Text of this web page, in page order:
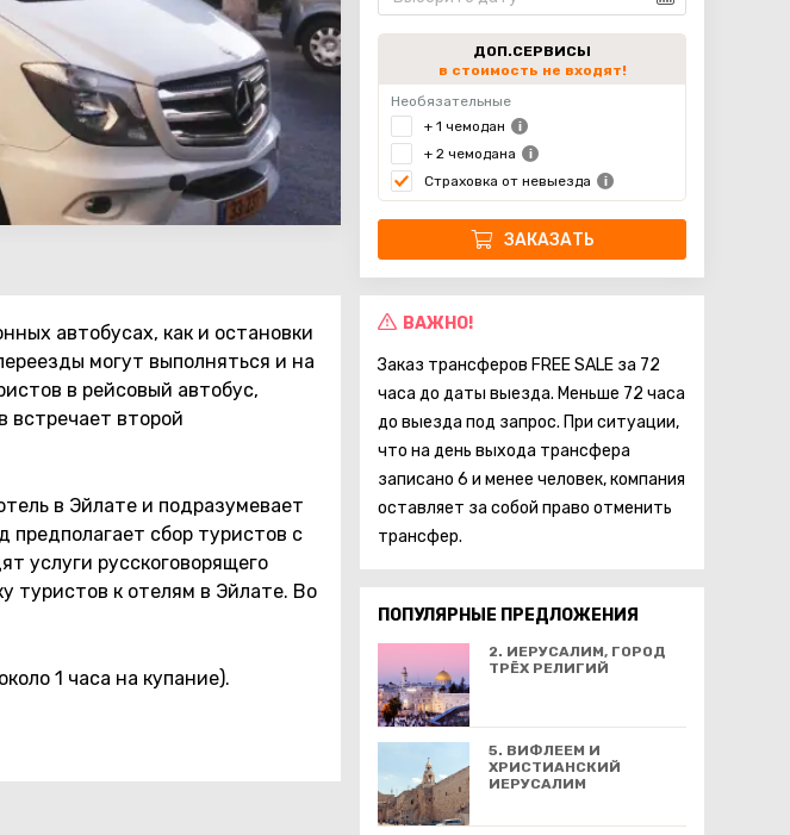
автобусах, как и остановки
могут выполняться и на
в рейсовый автобус,
встречает второй
в Эйлате и подразумевает
сбор туристов с
услуги русскоговорящего
туристов к отелям в Эйлате. Во
1 часа на купание).
ДОП.СЕРВИСЫ
в стоимость не входят!
Необязательные
+ 1 чемодан
+ 2 чемодана
Страховка от невыезда
ЗАКАЗАТЬ
ВАЖНО!
Заказ трансферов FREE SALE за 72
часа до даты выезда. Меньше 72 часа
до выезда под запрос. При ситуации,
что на день выхода трансфера
записано 6 и менее человек, компания
оставляет за собой право отменить
трансфер.
ПОПУЛЯРНЫЕ ПРЕДЛОЖЕНИЯ
2. ИЕРУСАЛИМ, ГОРОД
ТРЁХ РЕЛИГИЙ
5. ВИФЛЕЕМ И
ХРИСТИАНСКИЙ
ИЕРУСАЛИМ